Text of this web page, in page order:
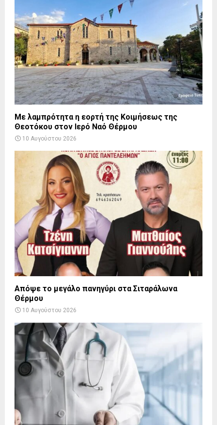
Με λαμπρότητα η εορτή της Κοιμήσεως της
Θεοτόκου στον Ιερό Ναό Θέρμου
10 Αυγούστου 2026
Απόψε το μεγάλο πανηγύρι στα Σιταράλωνα
Θέρμου
10 Αυγούστου 2026